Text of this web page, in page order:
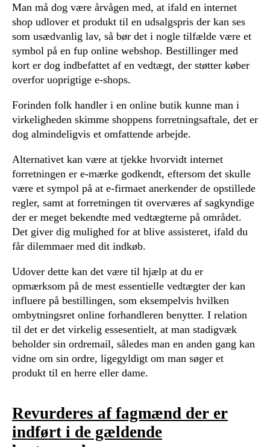
Man må dog være årvågen med, at ifald en internet
shop udlover et produkt til en udsalgspris der kan ses
som usædvanlig lav, så bør det i nogle tilfælde være et
symbol på en fup online webshop. Bestillinger med
kort er dog indbefattet af en vedtægt, der støtter køber
overfor uoprigtige e-shops.
Forinden folk handler i en online butik kunne man i
virkeligheden skimme shoppens forretningsaftale, det er
dog almindeligvis et omfattende arbejde.
Alternativet kan være at tjekke hvorvidt internet
forretningen er e-mærke godkendt, eftersom det skulle
være et sympol på at e-firmaet anerkender de opstillede
regler, samt at forretningen tit overværes af sagkyndige
der er meget bekendte med vedtægterne på området.
Det giver dig mulighed for at blive assisteret, ifald du
får dilemmaer med dit indkøb.
Udover dette kan det være til hjælp at du er
opmærksom på de mest essentielle vedtægter der kan
influere på bestillingen, som eksempelvis hvilken
ombytningsret online forhandleren benytter. I relation
til det er det virkelig essesentielt, at man stadigvæk
beholder sin ordremail, således man en anden gang kan
vidne om sin ordre, ligegyldigt om man søger et
produkt til en herre eller dame.
Revurderes af fagmænd der er
indført i de gældende